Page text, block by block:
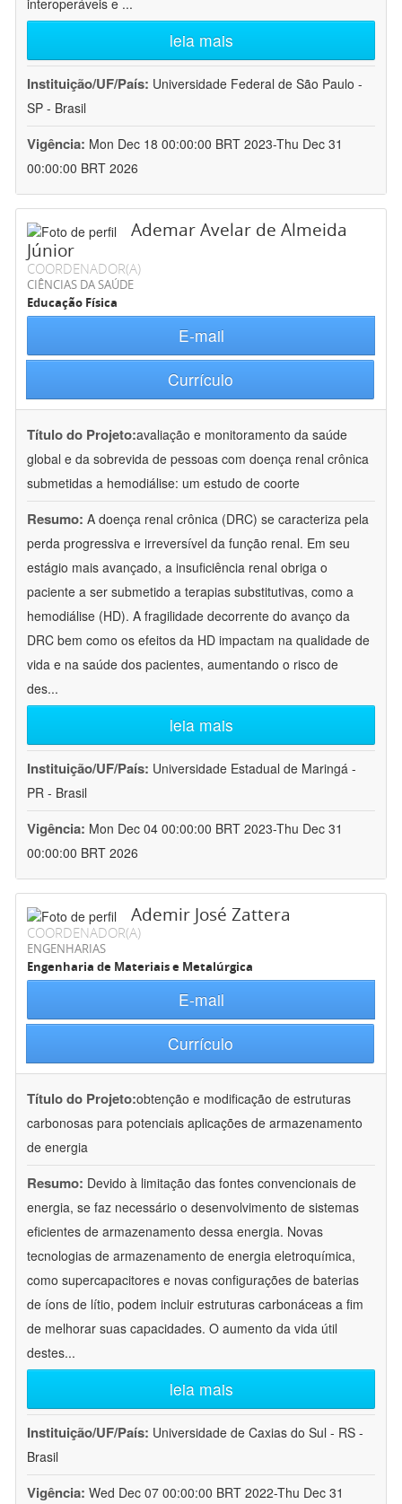
interoperáveis e ...
leia mais
Instituição/UF/País: Universidade Federal de São Paulo -
SP - Brasil
Vigência: Mon Dec 18 00:00:00 BRT 2023-Thu Dec 31
00:00:00 BRT 2026
Ademar Avelar de Almeida
Júnior
COORDENADOR(A)
CIÊNCIAS DA SAÚDE
Educação Física
E-mail
Currículo
Título do Projeto:avaliação e monitoramento da saúde
global e da sobrevida de pessoas com doença renal crônica
submetidas a hemodiálise: um estudo de coorte
Resumo: A doença renal crônica (DRC) se caracteriza pela
perda progressiva e irreversível da função renal. Em seu
estágio mais avançado, a insuficiência renal obriga o
paciente a ser submetido a terapias substitutivas, como a
hemodiálise (HD). A fragilidade decorrente do avanço da
DRC bem como os efeitos da HD impactam na qualidade de
vida e na saúde dos pacientes, aumentando o risco de
des...
leia mais
Instituição/UF/País: Universidade Estadual de Maringá -
PR - Brasil
Vigência: Mon Dec 04 00:00:00 BRT 2023-Thu Dec 31
00:00:00 BRT 2026
Ademir José Zattera
COORDENADOR(A)
ENGENHARIAS
Engenharia de Materiais e Metalúrgica
E-mail
Currículo
Título do Projeto:obtenção e modificação de estruturas
carbonosas para potenciais aplicações de armazenamento
de energia
Resumo: Devido à limitação das fontes convencionais de
energia, se faz necessário o desenvolvimento de sistemas
eficientes de armazenamento dessa energia. Novas
tecnologias de armazenamento de energia eletroquímica,
como supercapacitores e novas configurações de baterias
de íons de lítio, podem incluir estruturas carbonáceas a fim
de melhorar suas capacidades. O aumento da vida útil
destes...
leia mais
Instituição/UF/País: Universidade de Caxias do Sul - RS -
Brasil
Vigência: Wed Dec 07 00:00:00 BRT 2022-Thu Dec 31